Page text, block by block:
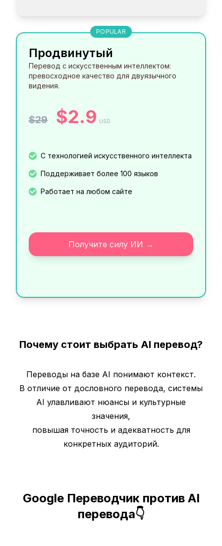
POPULAR
Продвинутый
Перевод с искусственным интеллектом:
превосходное качество для двуязычного
видения.
$29 $2.9 USD
С технологией искусственного интеллекта
Поддерживает более 100 языков
Работает на любом сайте
Получите силу ИИ →
Почему стоит выбрать AI перевод?
Переводы на базе AI понимают контекст.
В отличие от дословного перевода, системы
AI улавливают нюансы и культурные
значения,
повышая точность и адекватность для
конкретных аудиторий.
Google Переводчик против AI
перевода👇